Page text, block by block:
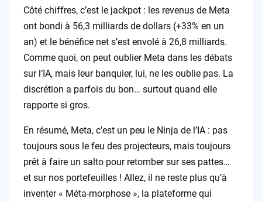
Côté chiffres, c’est le jackpot : les revenus de Meta
ont bondi à 56,3 milliards de dollars (+33% en un
an) et le bénéfice net s’est envolé à 26,8 milliards.
Comme quoi, on peut oublier Meta dans les débats
sur l’IA, mais leur banquier, lui, ne les oublie pas. La
discrétion a parfois du bon… surtout quand elle
rapporte si gros.
En résumé, Meta, c’est un peu le Ninja de l’IA : pas
toujours sous le feu des projecteurs, mais toujours
prêt à faire un salto pour retomber sur ses pattes…
et sur nos portefeuilles ! Allez, il ne reste plus qu’à
inventer « Méta-morphose », la plateforme qui